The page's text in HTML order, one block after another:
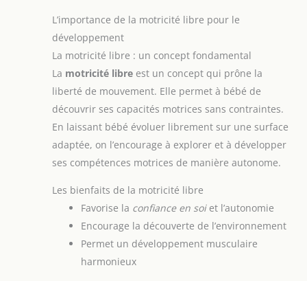
L’importance de la motricité libre pour le
développement
La motricité libre : un concept fondamental
La motricité libre est un concept qui prône la
liberté de mouvement. Elle permet à bébé de
découvrir ses capacités motrices sans contraintes.
En laissant bébé évoluer librement sur une surface
adaptée, on l’encourage à explorer et à développer
ses compétences motrices de manière autonome.
Les bienfaits de la motricité libre
Favorise la confiance en soiet l’autonomie
Encourage la découverte de l’environnement
Permet un développement musculaire
harmonieux